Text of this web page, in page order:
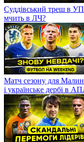
Суддівський треш в
мчить в ЛЧ?
Матч сезону для
і українське дербі в